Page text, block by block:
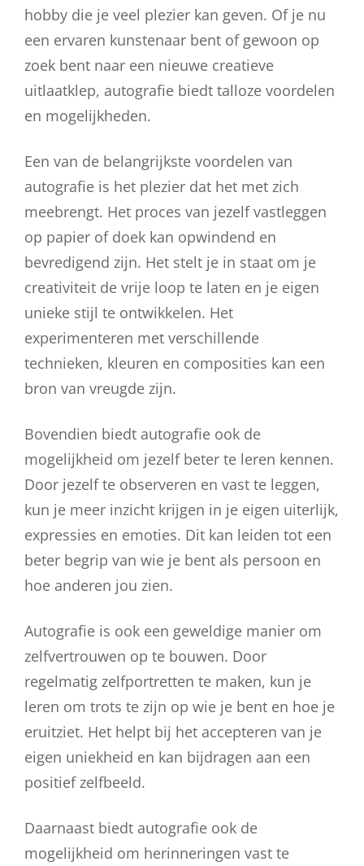
hobby die je veel plezier kan geven. Of je nu
een ervaren kunstenaar bent of gewoon op
zoek bent naar een nieuwe creatieve
uitlaatklep, autografie biedt talloze voordelen
en mogelijkheden.
Een van de belangrijkste voordelen van
autografie is het plezier dat het met zich
meebrengt. Het proces van jezelf vastleggen
op papier of doek kan opwindend en
bevredigend zijn. Het stelt je in staat om je
creativiteit de vrije loop te laten en je eigen
unieke stijl te ontwikkelen. Het
experimenteren met verschillende
technieken, kleuren en composities kan een
bron van vreugde zijn.
Bovendien biedt autografie ook de
mogelijkheid om jezelf beter te leren kennen.
Door jezelf te observeren en vast te leggen,
kun je meer inzicht krijgen in je eigen uiterlijk,
expressies en emoties. Dit kan leiden tot een
beter begrip van wie je bent als persoon en
hoe anderen jou zien.
Autografie is ook een geweldige manier om
zelfvertrouwen op te bouwen. Door
regelmatig zelfportretten te maken, kun je
leren om trots te zijn op wie je bent en hoe je
eruitziet. Het helpt bij het accepteren van je
eigen uniekheid en kan bijdragen aan een
positief zelfbeeld.
Daarnaast biedt autografie ook de
mogelijkheid om herinneringen vast te